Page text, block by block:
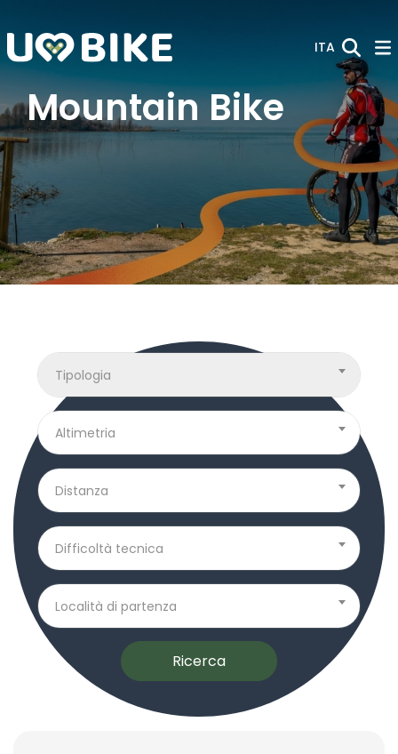
ITA
Mountain Bike
Tipologia
Altimetria
Distanza
Difficoltà tecnica
Località di partenza
Ricerca